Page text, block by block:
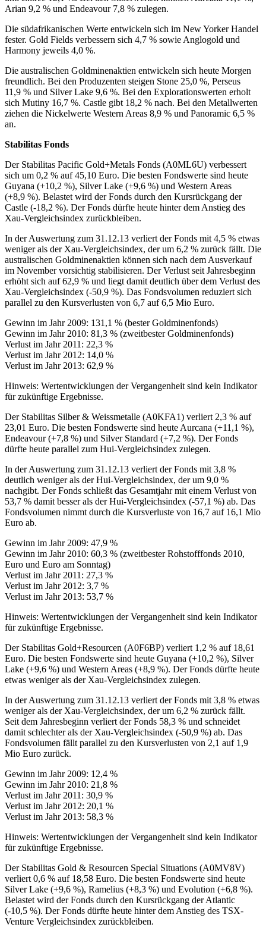
Arian 9,2 % und Endeavour 7,8 % zulegen.
Die südafrikanischen Werte entwickeln sich im New Yorker Handel
fester. Gold Fields verbessern sich 4,7 % sowie Anglogold und
Harmony jeweils 4,0 %.
Die australischen Goldminenaktien entwickeln sich heute Morgen
freundlich. Bei den Produzenten steigen Stone 25,0 %, Perseus
11,9 % und Silver Lake 9,6 %. Bei den Explorationswerten erholt
sich Mutiny 16,7 %. Castle gibt 18,2 % nach. Bei den Metallwerten
ziehen die Nickelwerte Western Areas 8,9 % und Panoramic 6,5 %
an.
Stabilitas Fonds
Der Stabilitas Pacific Gold+Metals Fonds (A0ML6U) verbessert
sich um 0,2 % auf 45,10 Euro. Die besten Fondswerte sind heute
Guyana (+10,2 %), Silver Lake (+9,6 %) und Western Areas
(+8,9 %). Belastet wird der Fonds durch den Kursrückgang der
Castle (-18,2 %). Der Fonds dürfte heute hinter dem Anstieg des
Xau-Vergleichsindex zurückbleiben.
In der Auswertung zum 31.12.13 verliert der Fonds mit 4,5 % etwas
weniger als der Xau-Vergleichsindex, der um 6,2 % zurück fällt. Die
australischen Goldminenaktien können sich nach dem Ausverkauf
im November vorsichtig stabilisieren. Der Verlust seit Jahresbeginn
erhöht sich auf 62,9 % und liegt damit deutlich über dem Verlust des
Xau-Vergleichsindex (-50,9 %). Das Fondsvolumen reduziert sich
parallel zu den Kursverlusten von 6,7 auf 6,5 Mio Euro.
Gewinn im Jahr 2009: 131,1 % (bester Goldminenfonds)
Gewinn im Jahr 2010: 81,3 % (zweitbester Goldminenfonds)
Verlust im Jahr 2011: 22,3 %
Verlust im Jahr 2012: 14,0 %
Verlust im Jahr 2013: 62,9 %
Hinweis: Wertentwicklungen der Vergangenheit sind kein Indikator
für zukünftige Ergebnisse.
Der Stabilitas Silber & Weissmetalle (A0KFA1) verliert 2,3 % auf
23,01 Euro. Die besten Fondswerte sind heute Aurcana (+11,1 %),
Endeavour (+7,8 %) und Silver Standard (+7,2 %). Der Fonds
dürfte heute parallel zum Hui-Vergleichsindex zulegen.
In der Auswertung zum 31.12.13 verliert der Fonds mit 3,8 %
deutlich weniger als der Hui-Vergleichsindex, der um 9,0 %
nachgibt. Der Fonds schließt das Gesamtjahr mit einem Verlust von
53,7 % damit besser als der Hui-Vergleichsindex (-57,1 %) ab. Das
Fondsvolumen nimmt durch die Kursverluste von 16,7 auf 16,1 Mio
Euro ab.
Gewinn im Jahr 2009: 47,9 %
Gewinn im Jahr 2010: 60,3 % (zweitbester Rohstofffonds 2010,
Euro und Euro am Sonntag)
Verlust im Jahr 2011: 27,3 %
Verlust im Jahr 2012: 3,7 %
Verlust im Jahr 2013: 53,7 %
Hinweis: Wertentwicklungen der Vergangenheit sind kein Indikator
für zukünftige Ergebnisse.
Der Stabilitas Gold+Resourcen (A0F6BP) verliert 1,2 % auf 18,61
Euro. Die besten Fondswerte sind heute Guyana (+10,2 %), Silver
Lake (+9,6 %) und Western Areas (+8,9 %). Der Fonds dürfte heute
etwas weniger als der Xau-Vergleichsindex zulegen.
In der Auswertung zum 31.12.13 verliert der Fonds mit 3,8 % etwas
weniger als der Xau-Vergleichsindex, der um 6,2 % zurück fällt.
Seit dem Jahresbeginn verliert der Fonds 58,3 % und schneidet
damit schlechter als der Xau-Vergleichsindex (-50,9 %) ab. Das
Fondsvolumen fällt parallel zu den Kursverlusten von 2,1 auf 1,9
Mio Euro zurück.
Gewinn im Jahr 2009: 12,4 %
Gewinn im Jahr 2010: 21,8 %
Verlust im Jahr 2011: 30,9 %
Verlust im Jahr 2012: 20,1 %
Verlust im Jahr 2013: 58,3 %
Hinweis: Wertentwicklungen der Vergangenheit sind kein Indikator
für zukünftige Ergebnisse.
Der Stabilitas Gold & Resourcen Special Situations (A0MV8V)
verliert 0,6 % auf 18,58 Euro. Die besten Fondswerte sind heute
Silver Lake (+9,6 %), Ramelius (+8,3 %) und Evolution (+6,8 %).
Belastet wird der Fonds durch den Kursrückgang der Atlantic
(-10,5 %). Der Fonds dürfte heute hinter dem Anstieg des TSX-
Venture Vergleichsindex zurückbleiben.